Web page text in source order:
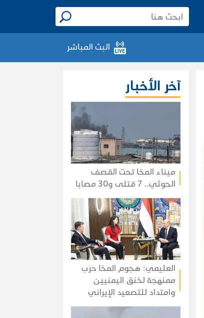
البث المباشر
آخر الأخبار
ميناء المخا تحت القصف
الحوثي.. 7 قتلى و30 مصابا
العليمي: هجوم المخا حرب
ممنهجة لخنق اليمنيين
وامتداد للتصعيد الإيراني